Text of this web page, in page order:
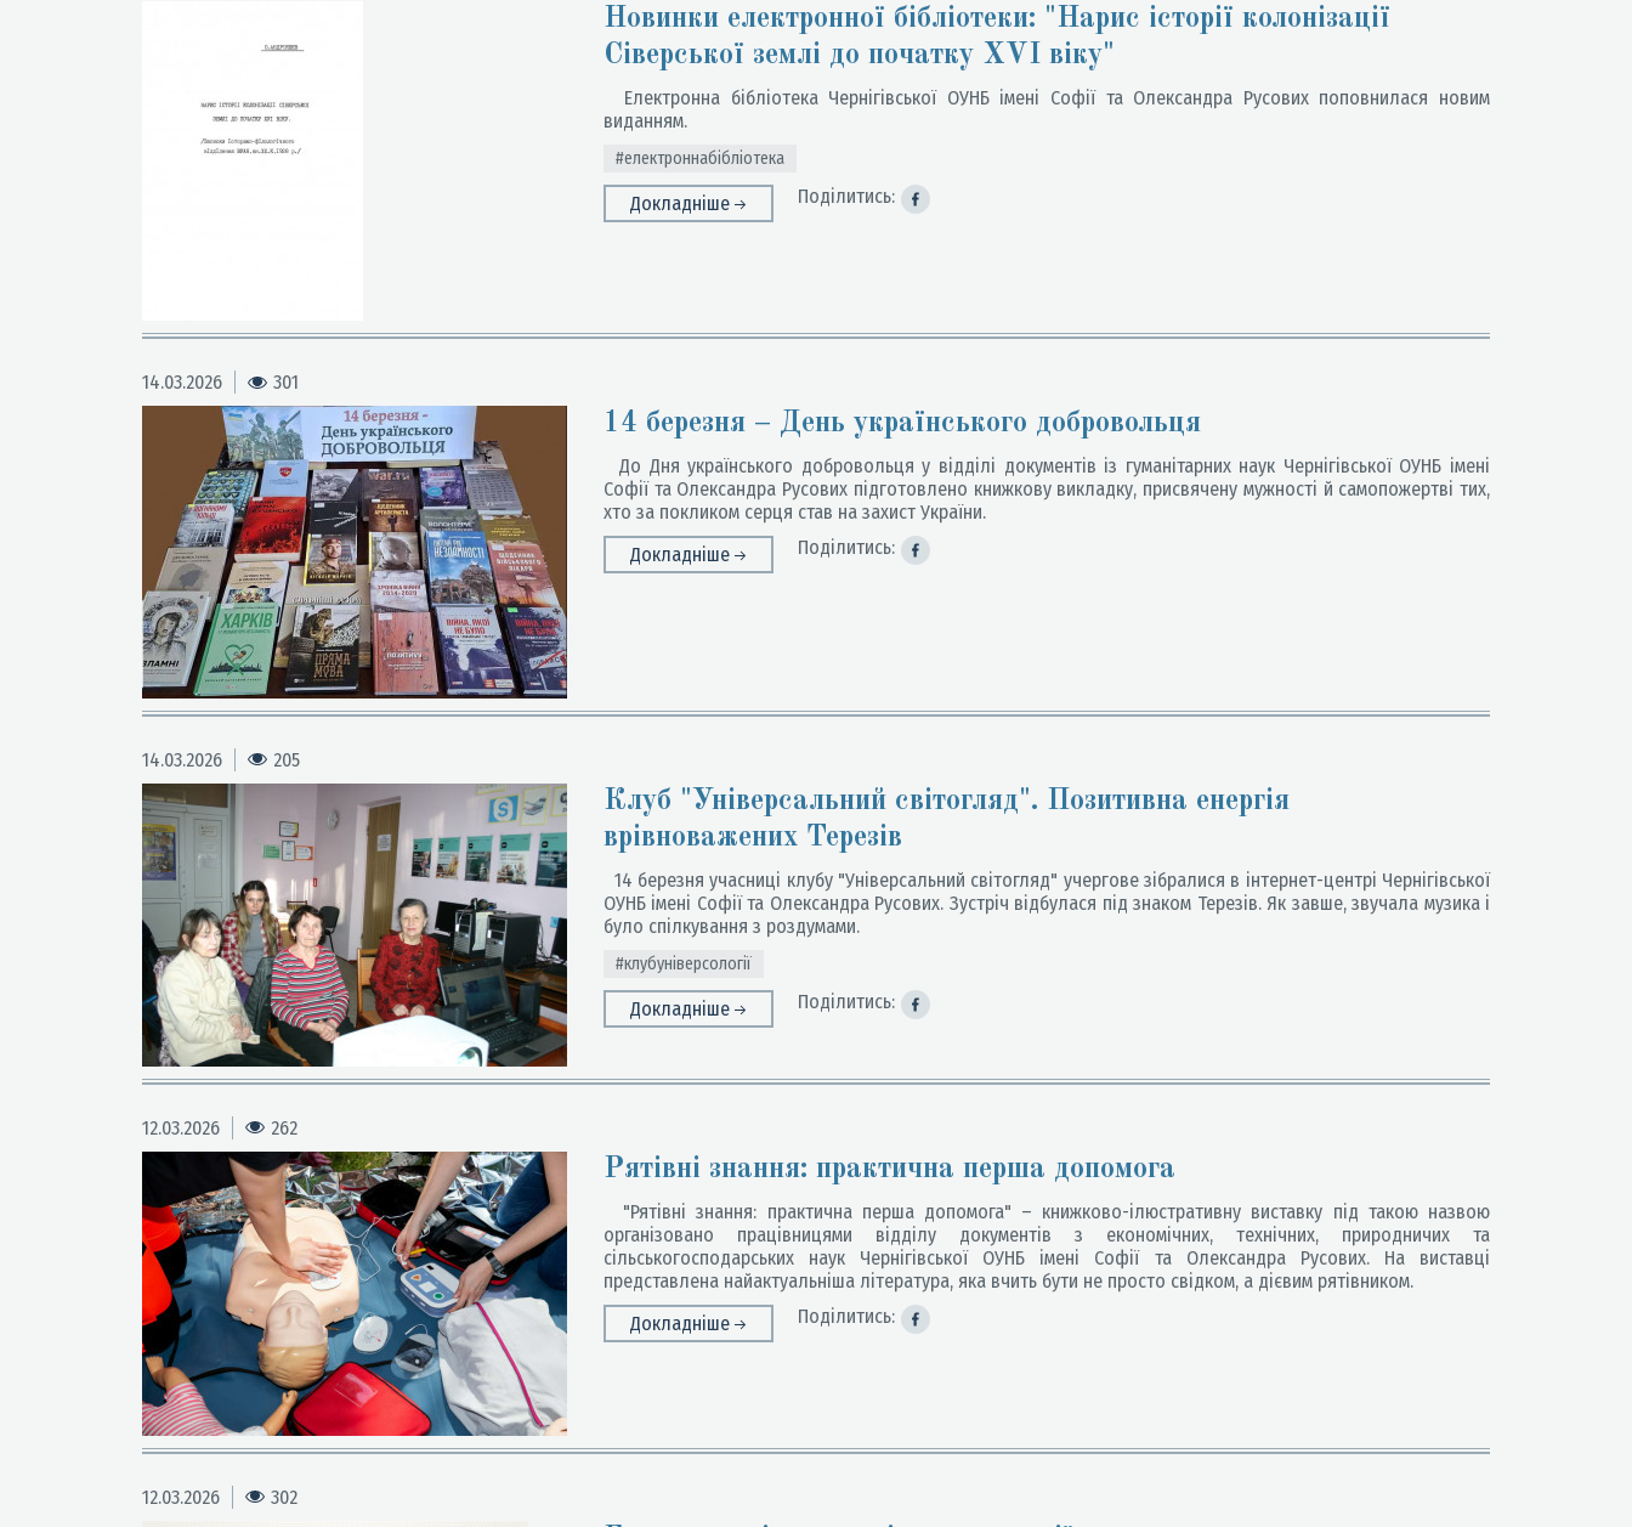
Новинки електронної бібліотеки: "Нарис історії колонізації
Сіверської землі до початку XVI віку"
Електронна бібліотека Чернігівської ОУНБ імені Софії та Олександра Русових поповнилася новим
виданням.
#електроннабібліотека
Докладніше Поділитись:
14.03.2026 301
14 березня – День українського добровольця
До Дня українського добровольця у відділі документів із гуманітарних наук Чернігівської ОУНБ імені
Софії та Олександра Русових підготовлено книжкову викладку, присвячену мужності й самопожертві тих,
хто за покликом серця став на захист України.
Докладніше
Поділитись:
14.03.2026 205
Клуб "Універсальний світогляд". Позитивна енергія
врівноважених Терезів
14 березня учасниці клубу "Універсальний світогляд" учергове зібралися в інтернет-центрі Чернігівської
ОУНБ імені Софії та Олександра Русових. Зустріч відбулася під знаком Терезів. Як завше, звучала музика і
було спілкування з роздумами.
#клубуніверсології
Докладніше Поділитись:
12.03.2026 262
Рятівні знання: практична перша допомога
"Рятівні знання: практична перша допомога" – книжково-ілюстративну виставку під такою назвою
організовано працівницями відділу документів з економічних, технічних, природничих та
сільськогосподарських наук Чернігівської ОУНБ імені Софії та Олександра Русових. На виставці
представлена найактуальніша література, яка вчить бути не просто свідком, а дієвим рятівником.
Докладніше
Поділитись:
12.03.2026 302